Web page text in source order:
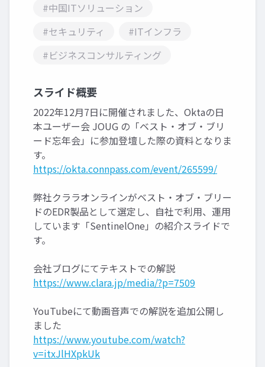
#中国ITソリューション
#セキュリティ
#ITインフラ
#ビジネスコンサルティング
スライド概要
2022年12月7日に開催されました、Oktaの日
本ユーザー会 JOUG の「ベスト・オブ・ブリ
ード忘年会」に参加登壇した際の資料となりま
す。
https://okta.connpass.com/event/265599/
弊社クララオンラインがベスト・オブ・ブリー
ドのEDR製品として選定し、自社で利用、運用
しています「SentinelOne」の紹介スライドで
す。
会社ブログにてテキストでの解説
https://www.clara.jp/media/?p=7509
YouTubeにて動画音声での解説を追加公開し
ました
https://www.youtube.com/watch?
v=itxJlHXpkUk